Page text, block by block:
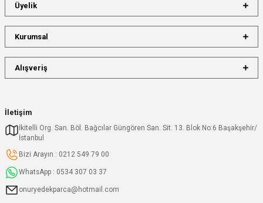
İletişim
İkitelli Org. San. Böl. Bağcılar Güngören San. Sit. 13. Blok No:6 Başakşehir/
İstanbul
Bizi Arayın : 0212 549 79 00
WhatsApp : 0534 307 03 37
onuryedekparca@hotmail.com
Üyelik
Kurumsal
Alışveriş